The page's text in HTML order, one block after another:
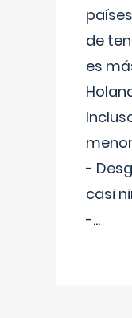
de
es
-
casi
-...